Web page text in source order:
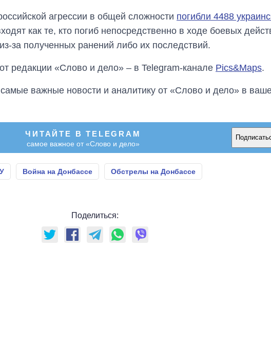
агрессии в общей сложности погибли 4488
как те, кто погиб непосредственно в ходе боевых
за полученных ранений либо их последствий.
редакции «Слово и дело» – в Telegram-канале Pics&Maps.
важные новости и аналитику от «Слово и дело» в
ЧИТАЙТЕ В TELEGRAM
самое важное от «Слово и дело»
Война на Донбассе Обстрелы на Донбассе
Поделиться: